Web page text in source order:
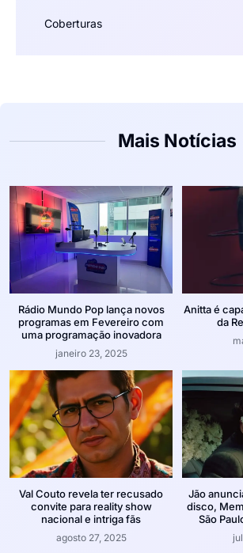
Coberturas
Mais Notícias
Rádio Mundo Pop lança novos
programas em Fevereiro com
uma programação inovadora
janeiro 23, 2025
Anitta é
da
Val Couto revela ter recusado
convite para reality show
nacional e intriga fãs
agosto 27, 2025
Jão
disco,
São